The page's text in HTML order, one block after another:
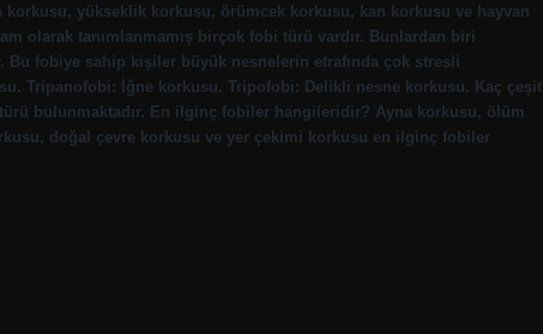
korkusu, yükseklik korkusu, örümcek korkusu, kan korkusu ve hayvan
olarak tanımlanmamış birçok fobi türü vardır. Bunlardan biri
fobiye sahip kişiler büyük nesnelerin etrafında çok stresli
Tripanofobi: İğne korkusu. Tripofobi: Delikli nesne korkusu. Kaç çeşit
bulunmaktadır. En ilginç fobiler hangileridir? Ayna korkusu, ölüm
doğal çevre korkusu ve yer çekimi korkusu en ilginç fobiler